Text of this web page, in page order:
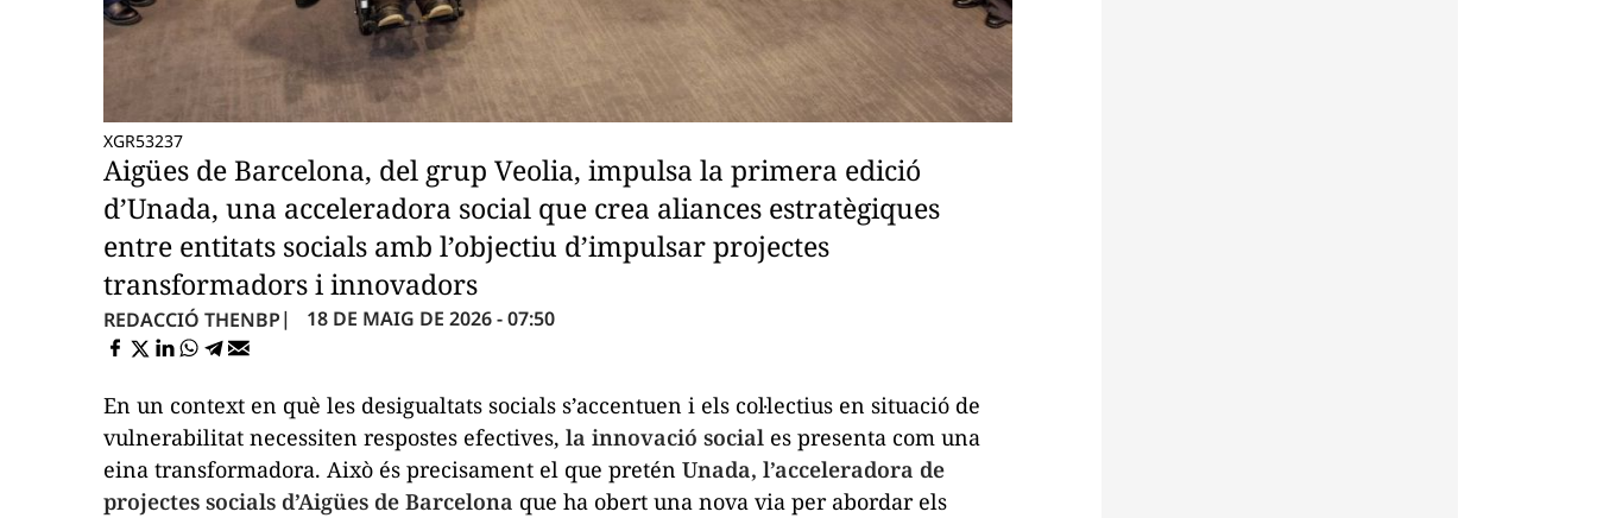
XGR53237
Aigües de Barcelona, del grup Veolia, impulsa la primera edició
d’Unada, una acceleradora social que crea aliances estratègiques
entre entitats socials amb l’objectiu d’impulsar projectes
transformadors i innovadors
REDACCIÓ THENBP 18 DE MAIG DE 2026 - 07:50
En un context en què les desigualtats socials s’accentuen i els col·lectius en situació de
vulnerabilitat necessiten respostes efectives, la innovació social es presenta com una
eina transformadora. Això és precisament el que pretén Unada, l’acceleradora de
projectes socials d’Aigües de Barcelona que ha obert una nova via per abordar els